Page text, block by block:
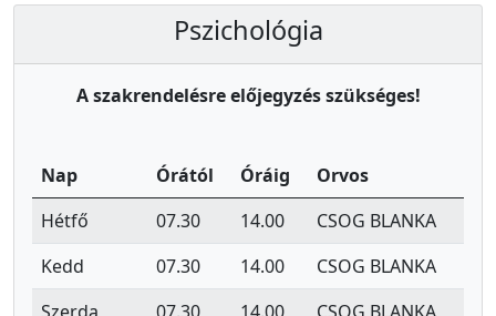
Pszichológia Pszichológia
A szakrendelésre előjegyzés szükséges!
Nap Órától Óráig
Orvos
Hétfő
07.30 14.00
CSOG BLANKA
Kedd
07.30 14.00
CSOG BLANKA